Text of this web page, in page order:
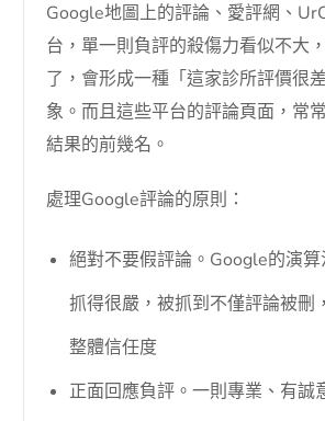
Google地圖上的評論、愛評網、
台，單一則負評的殺傷力看似不大
了，會形成一種「這家診所評價很
象。而且這些平台的評論頁面，常
結果的前幾名。
處理Google評論的原則：
絕對不要假評論。Google的演
抓得很嚴，被抓到不僅評論被刪
整體信任度
正面回應負評。一則專業、有誠